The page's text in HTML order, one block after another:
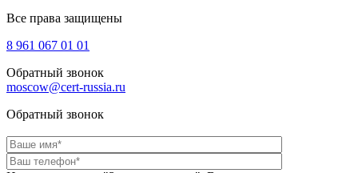
Все права защищены
8 961 067 01 01
Обратный звонок
moscow@cert-russia.ru
Обратный звонок